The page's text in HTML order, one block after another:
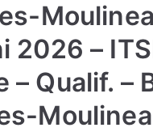
2026 –
– Qualif. –